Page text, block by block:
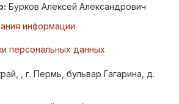
Бурков Алексей Александрович
информации
персональных данных
, г. Пермь, бульвар Гагарина, д.